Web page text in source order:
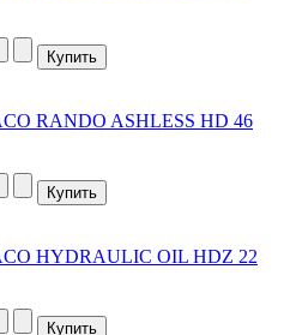
RANDO ASHLESS HD 46
HYDRAULIC OIL HDZ 22